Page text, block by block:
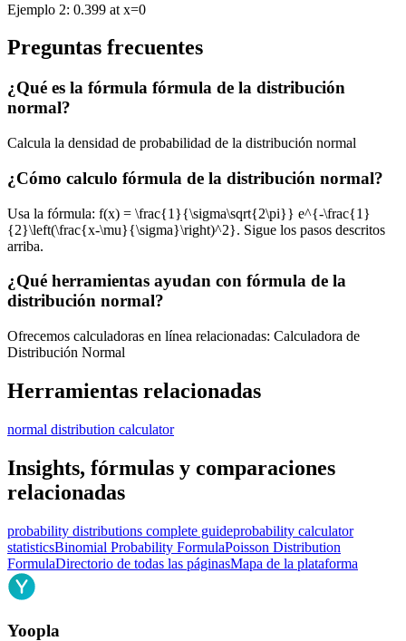
Ejemplo 2: 0.399 at x=0
Preguntas frecuentes
¿Qué es la fórmula fórmula de la distribución
normal?
Calcula la densidad de probabilidad de la distribución normal
¿Cómo calculo fórmula de la distribución normal?
Usa la fórmula: f(x) = \frac{1}{\sigma\sqrt{2\pi}} e^{-\frac{1}
{2}\left(\frac{x-\mu}{\sigma}\right)^2}. Sigue los pasos descritos
arriba.
¿Qué herramientas ayudan con fórmula de la
distribución normal?
Ofrecemos calculadoras en línea relacionadas: Calculadora de
Distribución Normal
Herramientas relacionadas
normal distribution calculator
Insights, fórmulas y comparaciones
relacionadas
probability distributions complete guideprobability calculator
statisticsBinomial Probability FormulaPoisson Distribution
FormulaDirectorio de todas las páginasMapa de la plataforma
Yoopla